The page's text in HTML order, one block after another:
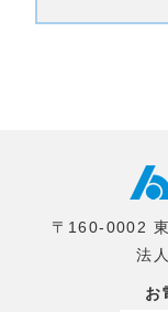
〒160-0002
法
お